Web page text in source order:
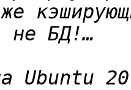
Ubuntu